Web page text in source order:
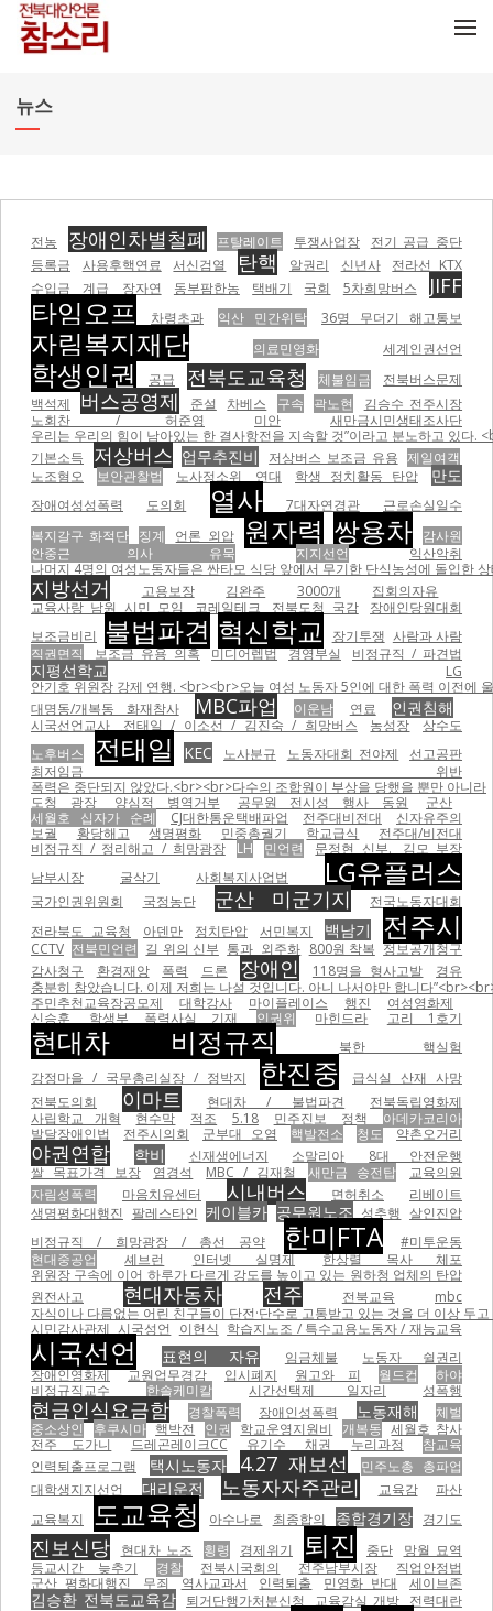
뉴스
전농 장애인차별철폐 프탈레이트 투쟁사업장
전기 공급 중단
등록금
사용후핵연료 서신검열 탄핵 알권리 신년사
전라선 KTX
수입금
계급 장자연 동부팜한농 택배기 국회 5차희망버스 JIFF
타임오프 차령초과 익산 민간위탁 36명 무더기 해고통보
자림복지재단 의료민영화 세계인권선언
학생인권 공급 전북도교육청 체불임금
전북버스문제
백석제
버스공영제 준설 차베스 구속 곽노현
김승수 전주시장
노회찬 / 허준영
미안
새만금시민생태조사단
우리는 우리의 힘이 남아있는 한 결사항전을 지속할 것”이라고 분노하고 있다.
기본소득
저상버스 업무추진비 저상버스 보조금 유용 제일여객
노조혐오
보안관찰법 노사정소위 연대 학생 정치활동 탄압 만도
장애여성성폭력 도의회 열사 7대자연경관
근로손실일수
복지갈구 화적단 징계 언론 외압 원자력 쌍용차 감사원
안중근 의사 유묵
지지선언
익산악취
나머지 4명의 여성노동자들은 싼타모 식당 앞에서 무기한 단식농성에 돌입한
지방선거 고용보장 김완주 3000개
집회의자유
교육사랑 남원 시민 모임
코레일테크 전북도청 국감
장애인당원대회
보조금비리 불법파견 혁신학교 장기투쟁 사람과 사람
직권면직
보조금 유용 의혹 미디어렙법 경영부실 비정규직 / 파견법
지평선학교
LG
안기호 위원장 강제 연행. <br><br>오늘 여성 노동자 5인에 대한 폭력 이전
대명동/개복동 화재참사
MBC파업 이운남 연료 인권침해
시국선언교사 전태일 / 이소선 / 김진숙 / 희망버스 농성장
상수도
노후버스
전태일 KEC 노사분규 노동자대회 전야제
선고공판
최저임금 위반
폭력은 중단되지 않았다.<br><br>다수의 조합원이 부상을 당했을 뿐만 아니라
도청 광장
양심적 병역거부 공무원 전시성 행사 동원
군산
세월호 십자가 순례
CJ대한통운택배파업 전주대비전대
신자유주의
보궐
황당해고 생명평화 민중총궐기 학교급식
전주대/비전대
비정규직 / 정리해고 / 희망광장
LH 민언련 문정현 신부.
김모 부장
남부시장
굴삭기 사회복지사업법 LG유플러스
국가인권위원회 국정농단 군산 미군기지
전국노동자대회
전라북도 교육청
아덴만 정치탄압 서민복지 백남기 전주시
CCTV 전북민언련 길 위의 신부 통과 외주화 800원 착복 정보공개청구
감사청구
환경재앙 폭력 드론 장애인 118명을 형사고발
경유
충분히 참았습니다. 이제 저희는 나설 것입니다. 아니 나서야만 합니다
주민추천교육장공모제
대학강사 마이플레이스 행진
여성영화제
신승훈
학생부 폭력사실 기재 인권위 마힌드라 고리 1호기
현대차 비정규직
북한 핵실험
강정마을 / 국무총리실장 / 정박지
한진중
급식실 산재 사망
전북도의회
이마트 현대차 / 불법파견
전북독립영화제
사립학교 개혁
현수막 적조 5.18 민주진보 정책
아데카코리아
발달장애인법
전주시의회 군부대 오염 핵발전소 청도 약촌오거리
야권연합 학비 신재생에너지 소말리아
8대 안전운행
쌀 목표가격 보장
염경석 MBC / 김재철 새만금 송전탑
교육의원
자림성폭력
마음치유센터 시내버스 면허취소
리베이트
생명평화대행진 팔레스타인 케이블카 공무원노조 성추행 살인진압
비정규직 / 희망광장 / 총선 공약
한미FTA
#미투운동
현대중공업
셰브런 인터넷 실명제
한상렬 목사 체포
위원장 구속에 이어 하루가 다르게 강도를 높이고 있는 원하청 업체의 탄압
원전사고
현대자동차 전주 전북교육
mbc
자식이나 다름없는 어린 친구들이 단전·단수로 고통받고 있는 것을 더 이상
시민감사관제 시국성언 이헌식 학습지노조 / 특수고용노동자 / 재능교육
시국선언 표현의 자유 임금체불
노동자 쉴권리
장애인영화제
교원업무경감 입시폐지 원고와 피 월드컵
하야
비정규직교수
한솔케미칼 시간선택제 일자리 성폭행
현금인식요금함 경찰폭력 장애인성폭력 노동재해
체벌
중소상인
후쿠시마 핵박전 인권 학교운영지원비 개복동 세월호 참사
전주 도가니
드레곤레이크CC 유기수 채권 누리과정
참교육
인력퇴출프로그램
택시노동자 4.27 재보선
민주노총 총파업
대학생지지선언
대리운전 노동자자주관리 교육감
파산
교육복지
도교육청 아수나로 최종합의 종합경기장 경기도
진보신당 현대차 노조 횡령 경제위기 퇴진 중단
망월 묘역
등교시간 늦추기
경찰 전북시국회의 전주남부시장
직업안정법
군산 평화대행진
무죄 역사교과서 인력퇴출 민영화 반대 세이브존
김승환 전북도교육감 퇴거단행가처분신청 교육감실 개방 전력대란